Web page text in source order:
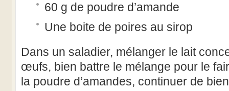
60 g de poudre d’amande
Une boite de poires au sirop
Dans un saladier, mélanger le lait
œufs, bien battre le mélange pour le
la poudre d’amandes, continuer de